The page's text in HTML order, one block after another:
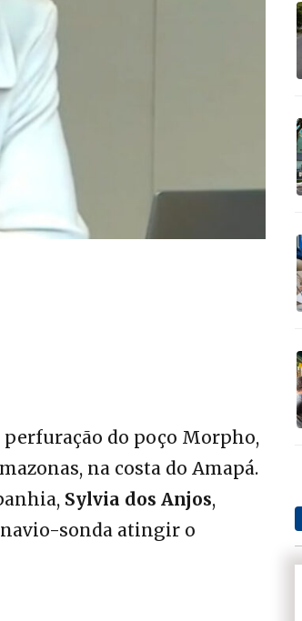
do poço Morpho,
na costa do Amapá.
Sylvia dos Anjos,
navio-sonda atingir o